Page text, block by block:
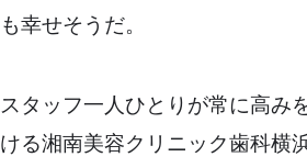
も幸せそうだ。
スタッフ一人ひとりが常に高み
ける湘南美容クリニック歯科横